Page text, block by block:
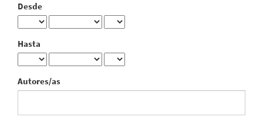
Desde
Hasta
Autores/as